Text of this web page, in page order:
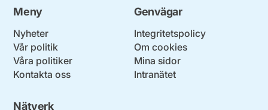
Meny
Nyheter
Vår politik
Våra politiker
Kontakta oss
Genvägar
Integritetspolicy
Om cookies
Mina sidor
Intranätet
Nätverk